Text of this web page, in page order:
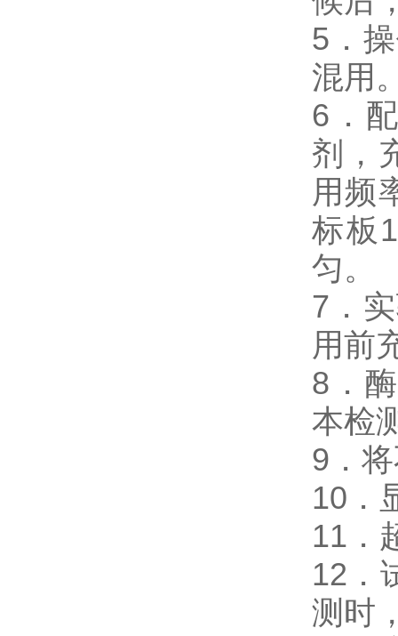
5．
混用
6．
剂，
用频
标板
匀。
7．
用前
8．
本检
9．
10．
11．
12．
测时